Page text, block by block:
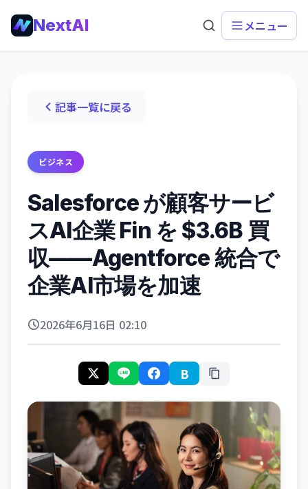
NextAI メニュー
記事一覧に戻る
ビジネス
Salesforce が顧客サービ
スAI企業 Fin を $3.6B 買
収——Agentforce 統合で
企業AI市場を加速
2026年6月16日 02:10
B